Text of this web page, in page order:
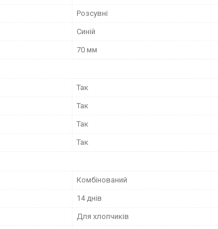
Розсувні
Синій
70 мм
Так
Так
Так
Так
Комбінований
14 днів
Для хлопчиків